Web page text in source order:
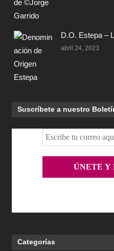
D.O. Estepa –
abril 24, 2023
Suscríbete a nuestro
Categorías